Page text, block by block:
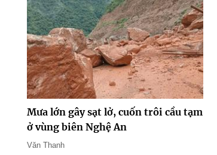
Mưa lớn gây sạt lở, cuốn trôi cầu tạm
ở vùng biên Nghệ An
Văn Thanh